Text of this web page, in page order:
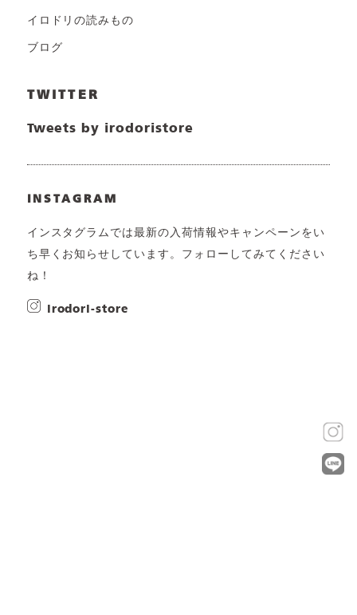
イロドリの読みもの
ブログ
TWITTER
Tweets by irodoristore
INSTAGRAM
インスタグラムでは最新の入荷情報やキャンペーンをい
ち早くお知らせしています。フォローしてみてください
ね！
irodori-store